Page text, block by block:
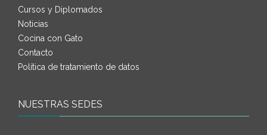
Cursos y Diplomados
Noticias
Cocina con Gato
Contacto
Política de tratamiento de datos
NUESTRAS SEDES